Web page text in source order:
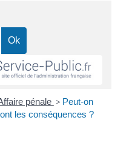
pénale > Peut-on
les conséquences ?